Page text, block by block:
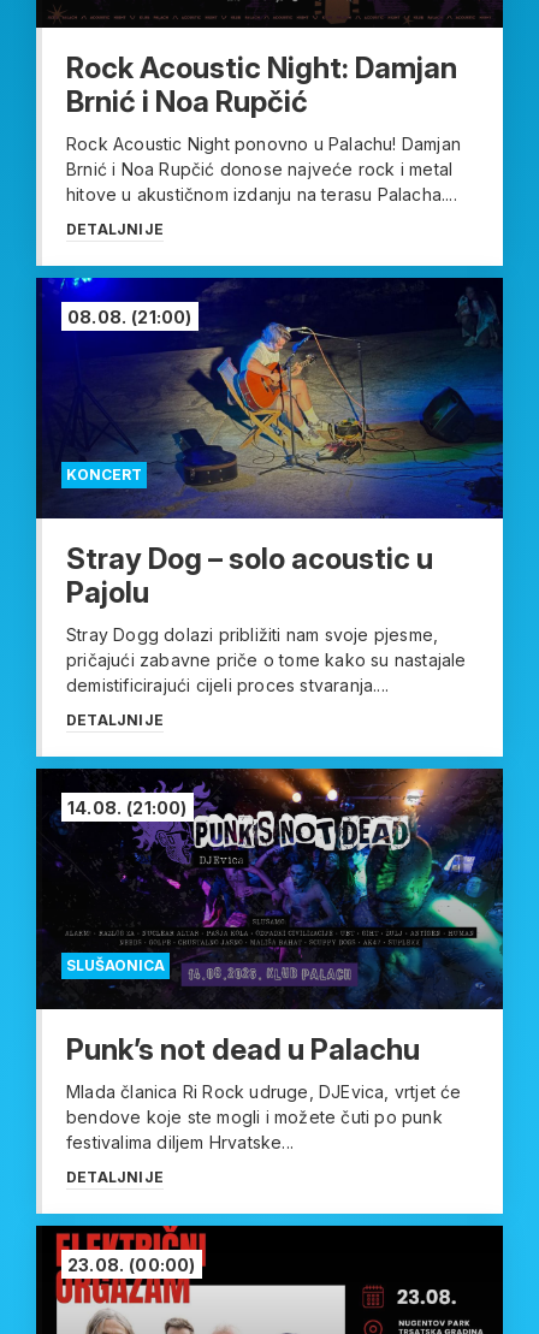
Rock Acoustic Night: Damjan
Brnić i Noa Rupčić
Rock Acoustic Night ponovno u Palachu! Damjan
Brnić i Noa Rupčić donose najveće rock i metal
hitove u akustičnom izdanju na terasu Palacha....
DETALJNIJE
KONCERT
08.08. (21:00)
Stray Dog – solo acoustic u
Pajolu
Stray Dogg dolazi približiti nam svoje pjesme,
pričajući zabavne priče o tome kako su nastajale
demistificirajući cijeli proces stvaranja....
DETALJNIJE
SLUŠAONICA
14.08. (21:00)
Punk’s not dead u Palachu
Mlada članica Ri Rock udruge, DJEvica, vrtjet će
bendove koje ste mogli i možete čuti po punk
festivalima diljem Hrvatske...
DETALJNIJE
23.08. (00:00)